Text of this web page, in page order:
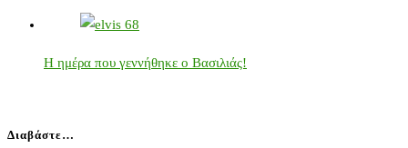
Η ημέρα που γεννήθηκε ο Βασιλιάς!
Διαβάστε…